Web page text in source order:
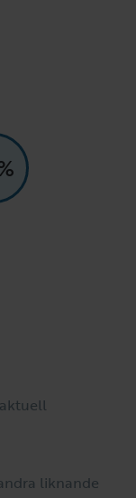
liknande